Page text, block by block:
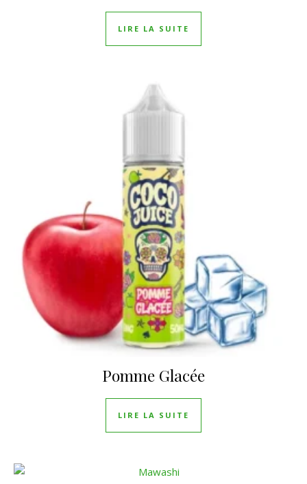
LIRE LA SUITE
Pomme Glacée
LIRE LA SUITE